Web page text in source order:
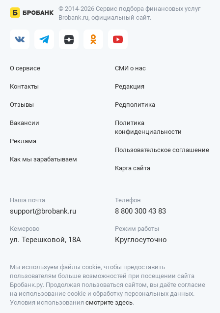
© 2014-2026 Сервис подбора финансовых услуг
Brobank.ru, официальный сайт.
О сервисе
Контакты
Отзывы
СМИ о нас
Редакция
Редполитика
Вакансии
Реклама
Как мы зарабатываем
Политика
конфиденциальности
Пользовательское соглашение
Карта сайта
Наша почта
support@brobank.ru
Телефон
8 800 300 43 83
Кемерово
ул. Терешковой, 18А
Режим работы
Круглосуточно
Мы используем файлы cookie, чтобы предоставить
пользователям больше возможностей при посещении сайта
Бробанк.ру. Продолжая пользоваться сайтом, вы даёте согласие
на использование cookie и обработку персональных данных.
Условия использования смотрите здесь.